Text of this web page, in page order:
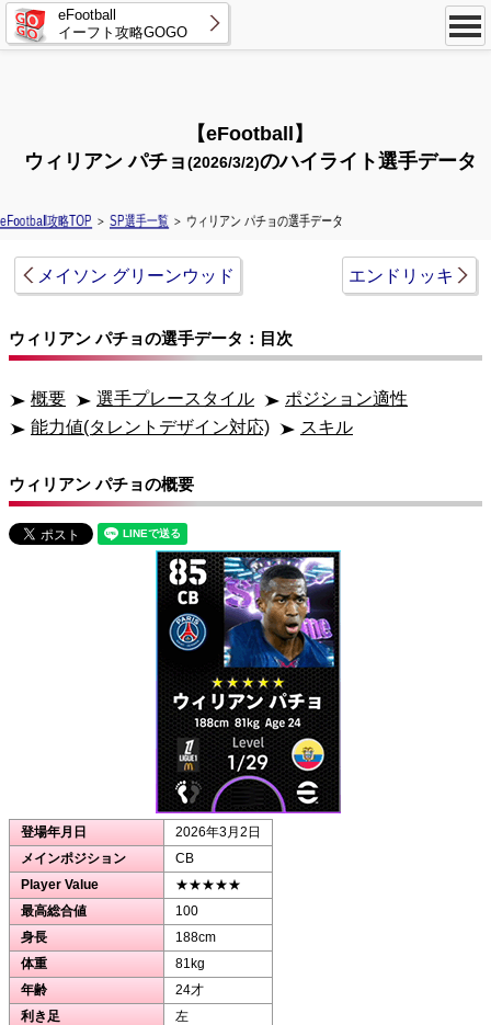
eFootball
イーフト攻略GOGO
【eFootball】
ウィリアン パチョ(2026/3/2)のハイライト選手データ
eFootball攻略TOP ＞ SP選手一覧 ＞ ウィリアン パチョの選手データ
メイソン グリーンウッド エンドリッキ
ウィリアン パチョの選手データ：目次
概要 選手プレースタイル
ポジション適性
能力値(タレントデザイン対応)
スキル
ウィリアン パチョの概要
登場年月日
2026年3月2日
メインポジション
CB
Player Value
★★★★★
最高総合値
100
身長
188cm
体重
81kg
年齢
24才
利き足
左